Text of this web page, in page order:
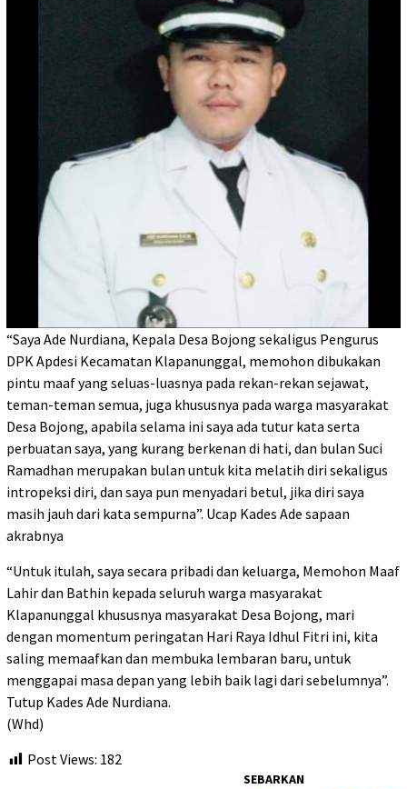
“Saya Ade Nurdiana, Kepala Desa Bojong sekaligus Pengurus
DPK Apdesi Kecamatan Klapanunggal, memohon dibukakan
pintu maaf yang seluas-luasnya pada rekan-rekan sejawat,
teman-teman semua, juga khususnya pada warga masyarakat
Desa Bojong, apabila selama ini saya ada tutur kata serta
perbuatan saya, yang kurang berkenan di hati, dan bulan Suci
Ramadhan merupakan bulan untuk kita melatih diri sekaligus
intropeksi diri, dan saya pun menyadari betul, jika diri saya
masih jauh dari kata sempurna”. Ucap Kades Ade sapaan
akrabnya
“Untuk itulah, saya secara pribadi dan keluarga, Memohon Maaf
Lahir dan Bathin kepada seluruh warga masyarakat
Klapanunggal khususnya masyarakat Desa Bojong, mari
dengan momentum peringatan Hari Raya Idhul Fitri ini, kita
saling memaafkan dan membuka lembaran baru, untuk
menggapai masa depan yang lebih baik lagi dari sebelumnya”.
Tutup Kades Ade Nurdiana.
(Whd)
Post Views: 182
SEBARKAN